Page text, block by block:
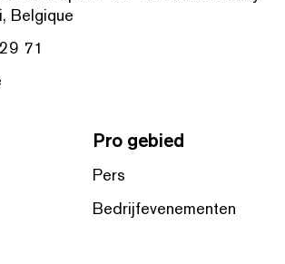
Belgique
71
Pro gebied
Pers
Bedrijfevenementen